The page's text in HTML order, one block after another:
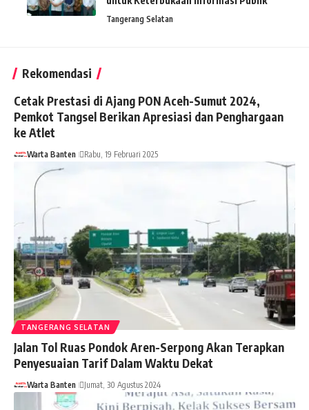
Tangerang Selatan
Rekomendasi
Cetak Prestasi di Ajang PON Aceh-Sumut 2024,
Pemkot Tangsel Berikan Apresiasi dan Penghargaan
ke Atlet
Warta Banten Rabu, 19 Februari 2025
TANGERANG SELATAN
Jalan Tol Ruas Pondok Aren-Serpong Akan Terapkan
Penyesuaian Tarif Dalam Waktu Dekat
Warta Banten Jumat, 30 Agustus 2024